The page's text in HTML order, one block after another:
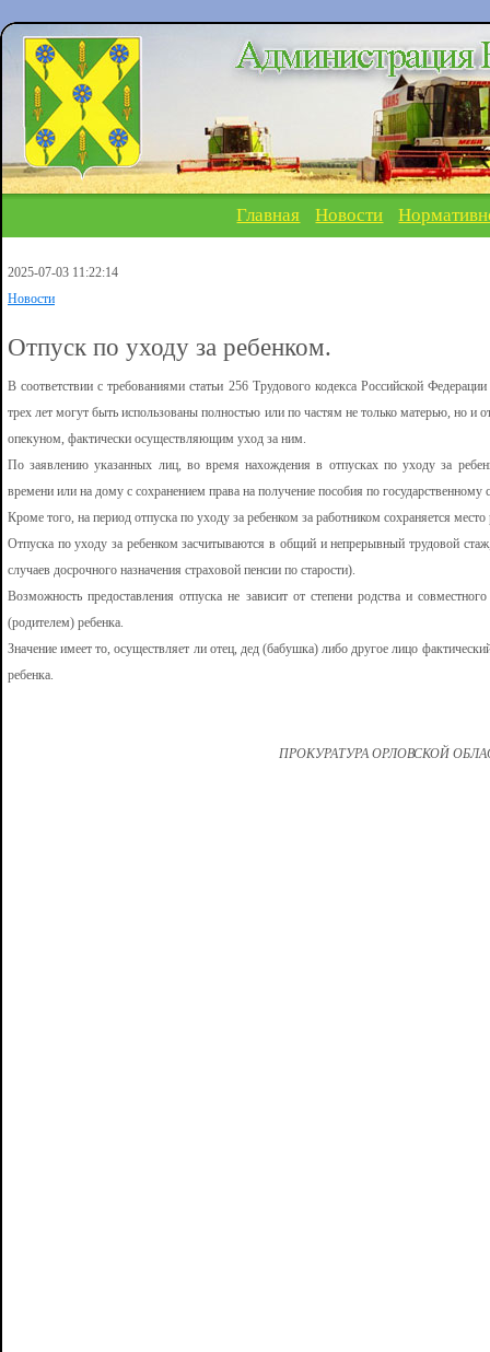
Главная Новости
2025-07-03 11:22:14
Новости
Отпуск по уходу за ребенком.
В соответствии с требованиями статьи 256 Трудового кодекса Российской
трех лет могут быть использованы полностью или по частям не только матерью, но
опекуном, фактически осуществляющим уход за ним.
По заявлению указанных лиц, во время нахождения в отпусках по уходу за
времени или на дому с сохранением права на получение пособия по государственному
Кроме того, на период отпуска по уходу за ребенком за работником сохраняется
Отпуска по уходу за ребенком засчитываются в общий и непрерывный трудовой
случаев досрочного назначения страховой пенсии по старости).
Возможность предоставления отпуска не зависит от степени родства и
(родителем) ребенка.
Значение имеет то, осуществляет ли отец, дед (бабушка) либо другое лицо
ребенка.
ПРОКУРАТУРА ОРЛОВСКОЙ